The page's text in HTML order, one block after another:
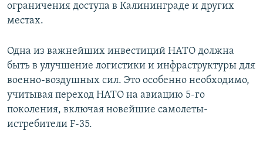
ограничения доступа в Калининграде и других
местах.
Одна из важнейших инвестиций НАТО должна
быть в улучшение логистики и инфраструктуры для
военно-воздушных сил. Это особенно необходимо,
учитывая переход НАТО на авиацию 5-го
поколения, включая новейшие самолеты-
истребители F-35.